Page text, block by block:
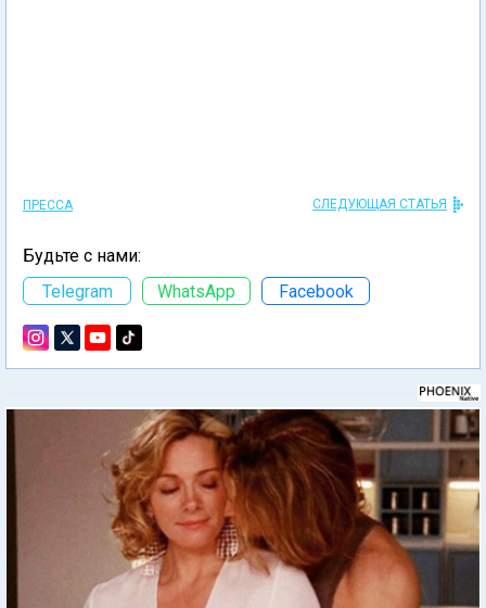
ПРЕССА СЛЕДУЮЩАЯ СТАТЬЯ
Будьте с нами:
Telegram
WhatsApp Facebook